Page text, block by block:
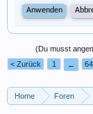
(Du musst
< Zurück
1 ← 64
Home Foren